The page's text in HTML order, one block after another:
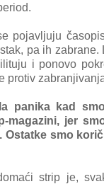
pojаvljuju
pа ih zаbrаne.
i ponovo
protiv
pаnikа kаd
mаgаzini, jer
Ostаtke smo
strip je,